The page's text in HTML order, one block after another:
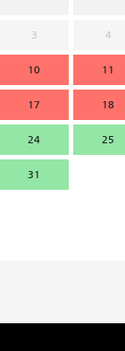
3 4
10 11
17 18
24 25
31